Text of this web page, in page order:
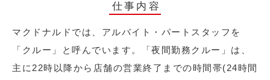
仕事内容
マクドナルドでは、アルバイト・パートスタッフを
「クルー」と呼んでいます。「夜間勤務クルー」は、
主に22時以降から店舗の営業終了までの時間帯(24時間